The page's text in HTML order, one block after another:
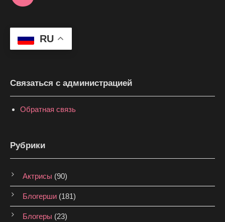
RU
Связаться с администрацией
Обратная связь
Рубрики
Актрисы (90)
Блогерши (181)
Блогеры (23)